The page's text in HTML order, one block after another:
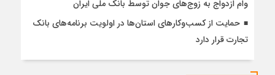
وام ازدواج به زوج‌های جوان توسط بانک ملی ایران
حمایت از کسب‌وکارهای استان‌ها در اولویت برنامه‌های بانک
تجارت قرار دارد